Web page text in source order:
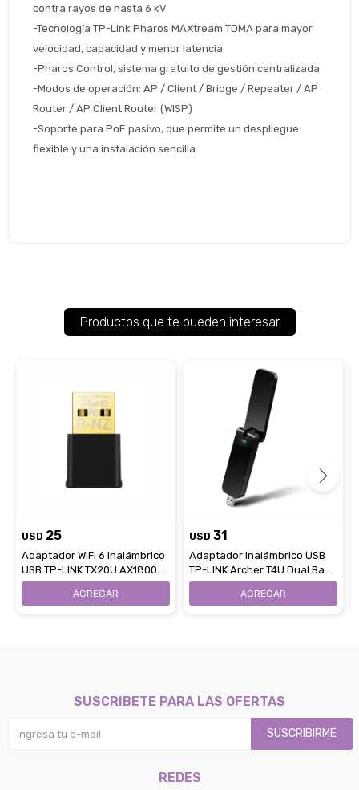
contra rayos de hasta 6 kV
-Tecnología TP-Link Pharos MAXtream TDMA para mayor
velocidad, capacidad y menor latencia
-Pharos Control, sistema gratuito de gestión centralizada
-Modos de operación: AP / Client / Bridge / Repeater / AP
Router / AP Client Router (WISP)
-Soporte para PoE pasivo, que permite un despliegue
flexible y una instalación sencilla
Productos que te pueden interesar
USD 25
Adaptador WiFi 6 Inalámbrico
USB TP-LINK TX20U AX1800
Nano
USD 31
Adaptador Inalámbrico USB
TP-LINK Archer T4U Dual Band
AC1300
SUSCRIBETE PARA LAS OFERTAS
SUSCRIBIRME
REDES